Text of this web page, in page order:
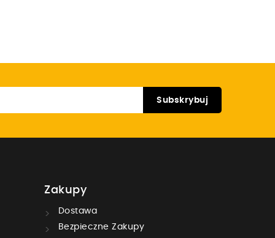
Zakupy
Dostawa
Bezpieczne Zakupy